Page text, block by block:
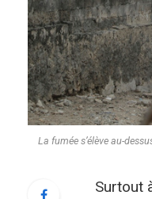
La fumée s’élève au-
Surtout